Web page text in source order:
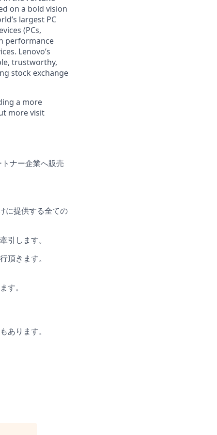
on a bold vision
largest PC
(PCs,
performance
Lenovo’s
trustworthy,
stock exchange
a more
more visit
ナー企業へ販売
に提供する全ての
引します。
頂きます。
す。
あります。